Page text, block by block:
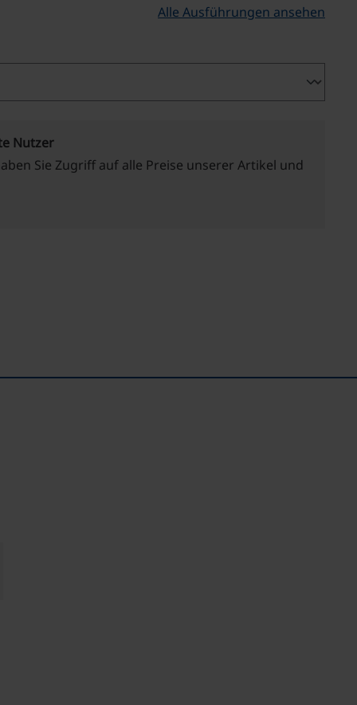
Alle Ausführungen ansehen
Nutzer
Sie Zugriff auf alle Preise unserer Artikel und